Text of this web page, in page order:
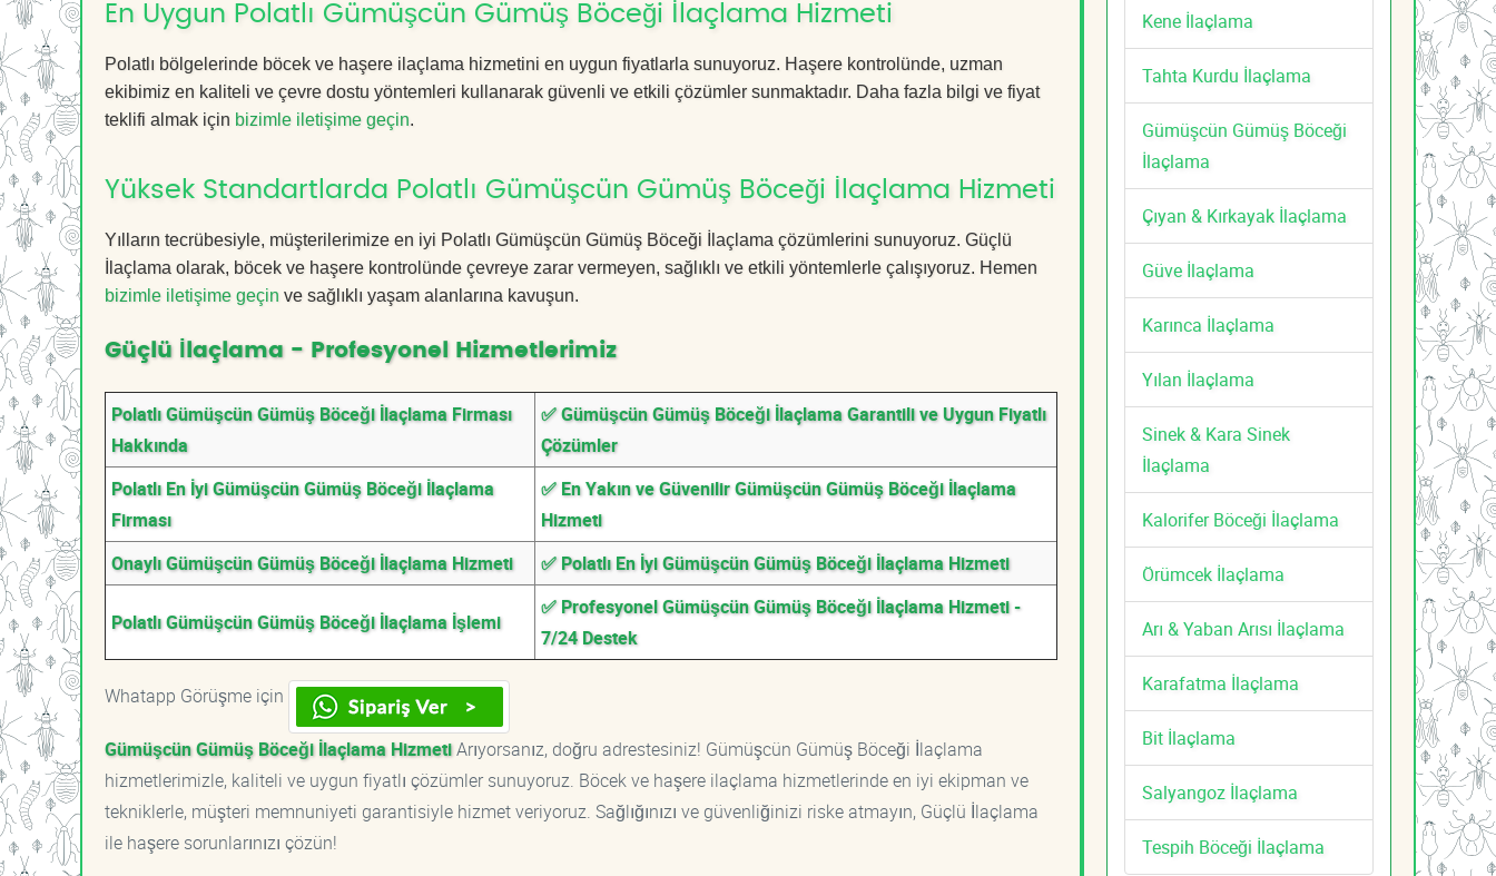
En Uygun Polatlı Gümüşcün Gümüş Böceği İlaçlama Hizmeti
Polatlı bölgelerinde böcek ve haşere ilaçlama hizmetini en uygun fiyatlarla sunuyoruz. Haşere kontrolünde, uzman
ekibimiz en kaliteli ve çevre dostu yöntemleri kullanarak güvenli ve etkili çözümler sunmaktadır. Daha fazla bilgi ve fiyat
teklifi almak için bizimle iletişime geçin.
Yüksek Standartlarda Polatlı Gümüşcün Gümüş Böceği İlaçlama Hizmeti
Yılların tecrübesiyle, müşterilerimize en iyi Polatlı Gümüşcün Gümüş Böceği İlaçlama çözümlerini sunuyoruz. Güçlü
İlaçlama olarak, böcek ve haşere kontrolünde çevreye zarar vermeyen, sağlıklı ve etkili yöntemlerle çalışıyoruz. Hemen
bizimle iletişime geçin ve sağlıklı yaşam alanlarına kavuşun.
Güçlü İlaçlama - Profesyonel Hizmetlerimiz
Polatlı Gümüşcün Gümüş Böceği İlaçlama Firması
Hakkında
✅ Gümüşcün Gümüş Böceği İlaçlama Garantili ve Uygun Fiyatlı
Çözümler
Polatlı En İyi Gümüşcün Gümüş Böceği İlaçlama
Firması
✅ En Yakın ve Güvenilir Gümüşcün Gümüş Böceği İlaçlama
Hizmeti
Onaylı Gümüşcün Gümüş Böceği İlaçlama Hizmeti
✅ Polatlı En İyi Gümüşcün Gümüş Böceği İlaçlama Hizmeti
Polatlı Gümüşcün Gümüş Böceği İlaçlama İşlemi
✅ Profesyonel Gümüşcün Gümüş Böceği İlaçlama Hizmeti -
7/24 Destek
Whatapp Görüşme için
Gümüşcün Gümüş Böceği İlaçlama HizmetiArıyorsanız, doğru adrestesiniz! Gümüşcün Gümüş Böceği İlaçlama
hizmetlerimizle, kaliteli ve uygun fiyatlı çözümler sunuyoruz. Böcek ve haşere ilaçlama hizmetlerinde en iyi ekipman ve
tekniklerle, müşteri memnuniyeti garantisiyle hizmet veriyoruz. Sağlığınızı ve güvenliğinizi riske atmayın, Güçlü İlaçlama
ile haşere sorunlarınızı çözün!
Kene İlaçlama
Tahta Kurdu İlaçlama
Gümüşcün Gümüş Böceği
İlaçlama
Çıyan & Kırkayak İlaçlama
Güve İlaçlama
Karınca İlaçlama
Yılan İlaçlama
Sinek & Kara Sinek
İlaçlama
Kalorifer Böceği İlaçlama
Örümcek İlaçlama
Arı & Yaban Arısı İlaçlama
Karafatma İlaçlama
Bit İlaçlama
Salyangoz İlaçlama
Tespih Böceği İlaçlama